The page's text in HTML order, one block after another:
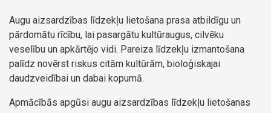
Augu aizsardzības līdzekļu lietošana prasa atbildīgu un
pārdomātu rīcību, lai pasargātu kultūraugus, cilvēku
veselību un apkārtējo vidi. Pareiza līdzekļu izmantošana
palīdz novērst riskus citām kultūrām, bioloģiskajai
daudzveidībai un dabai kopumā.
Apmācībās apgūsi augu aizsardzības līdzekļu lietošanas